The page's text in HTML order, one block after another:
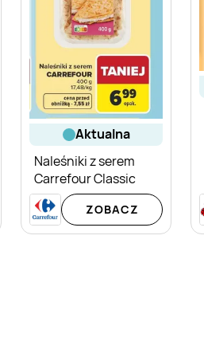
aktualna
Naleśniki z serem
Carrefour Classic
ZOBACZ